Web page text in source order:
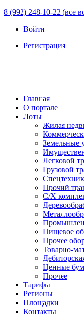
8 (992) 248-10-22 (все
Войти
Регистрация
Главная
О портале
Лоты
Жилая
Земельные
Легковой
Грузовой
Прочий
С/Х
Пищевое
Прочее
Товарно-
Ценные
Прочее
Тарифы
Регионы
Площадки
Контакты